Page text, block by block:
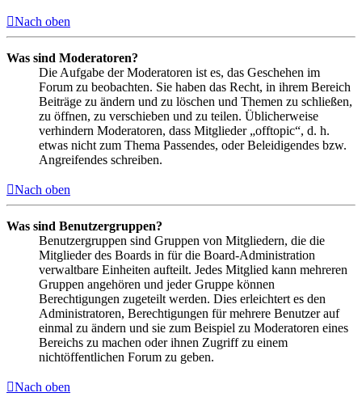
Nach oben
Was sind Moderatoren?
Die Aufgabe der Moderatoren ist es, das Geschehen im
Forum zu beobachten. Sie haben das Recht, in ihrem Bereich
Beiträge zu ändern und zu löschen und Themen zu schließen,
zu öffnen, zu verschieben und zu teilen. Üblicherweise
verhindern Moderatoren, dass Mitglieder „offtopic“, d. h.
etwas nicht zum Thema Passendes, oder Beleidigendes bzw.
Angreifendes schreiben.
Nach oben
Was sind Benutzergruppen?
Benutzergruppen sind Gruppen von Mitgliedern, die die
Mitglieder des Boards in für die Board-Administration
verwaltbare Einheiten aufteilt. Jedes Mitglied kann mehreren
Gruppen angehören und jeder Gruppe können
Berechtigungen zugeteilt werden. Dies erleichtert es den
Administratoren, Berechtigungen für mehrere Benutzer auf
einmal zu ändern und sie zum Beispiel zu Moderatoren eines
Bereichs zu machen oder ihnen Zugriff zu einem
nichtöffentlichen Forum zu geben.
Nach oben